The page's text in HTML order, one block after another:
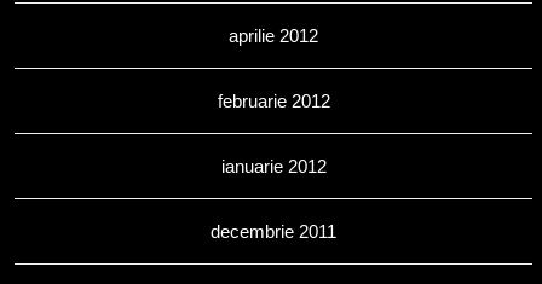
aprilie 2012
februarie 2012
ianuarie 2012
decembrie 2011